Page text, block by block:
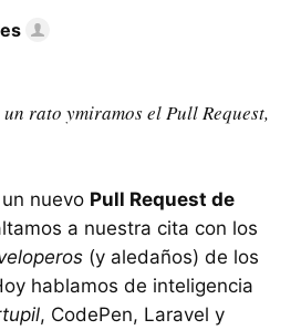
rato ymiramos el Pull Request,
nuevo Pull Request de
a nuestra cita con los
(y aledaños) de los
hablamos de inteligencia
, CodePen, Laravel y